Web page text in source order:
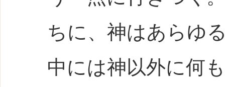
ちに、神はあらゆ
中には神以外に何